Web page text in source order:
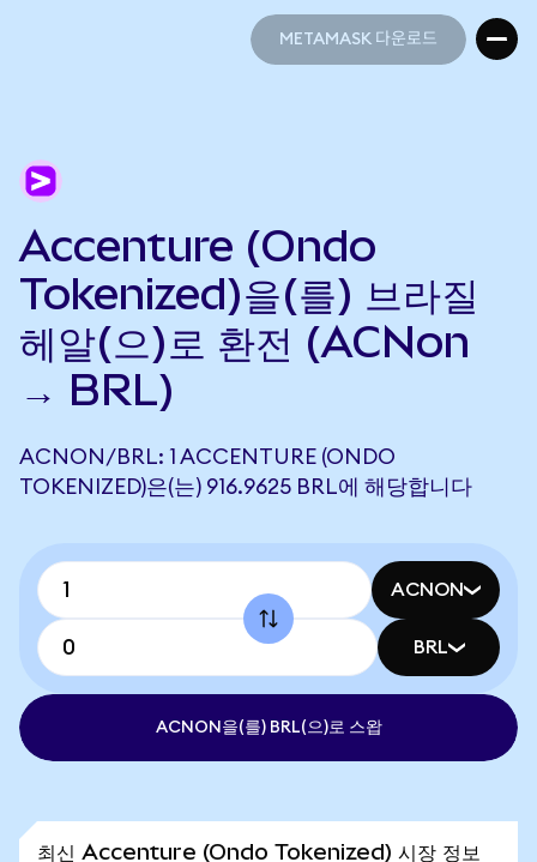
METAMASK 다운로드
Accenture (Ondo
Tokenized)을(를) 브라질
헤알(으)로 환전 (ACNon
→ BRL)
ACNON/BRL: 1 ACCENTURE (ONDO
TOKENIZED)은(는) 916.9625 BRL에 해당합니다
ACNON
BRL
ACNON을(를) BRL(으)로 스왑
최신 Accenture (Ondo Tokenized) 시장 정보